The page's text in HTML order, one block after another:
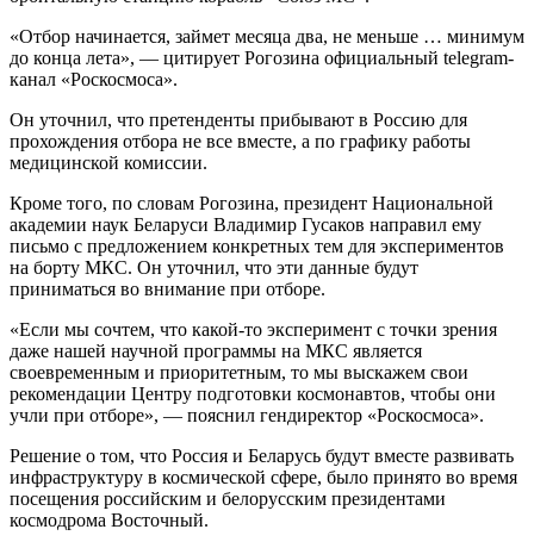
«Отбор начинается, займет месяца два, не меньше … минимум
до конца лета», — цитирует Рогозина официальный telegram-
канал «Роскосмоса».
Он уточнил, что претенденты прибывают в Россию для
прохождения отбора не все вместе, а по графику работы
медицинской комиссии.
Кроме того, по словам Рогозина, президент Национальной
академии наук Беларуси Владимир Гусаков направил ему
письмо с предложением конкретных тем для экспериментов
на борту МКС. Он уточнил, что эти данные будут
приниматься во внимание при отборе.
«Если мы сочтем, что какой-то эксперимент с точки зрения
даже нашей научной программы на МКС является
своевременным и приоритетным, то мы выскажем свои
рекомендации Центру подготовки космонавтов, чтобы они
учли при отборе», — пояснил гендиректор «Роскосмоса».
Решение о том, что Россия и Беларусь будут вместе развивать
инфраструктуру в космической сфере, было принято во время
посещения российским и белорусским президентами
космодрома Восточный.